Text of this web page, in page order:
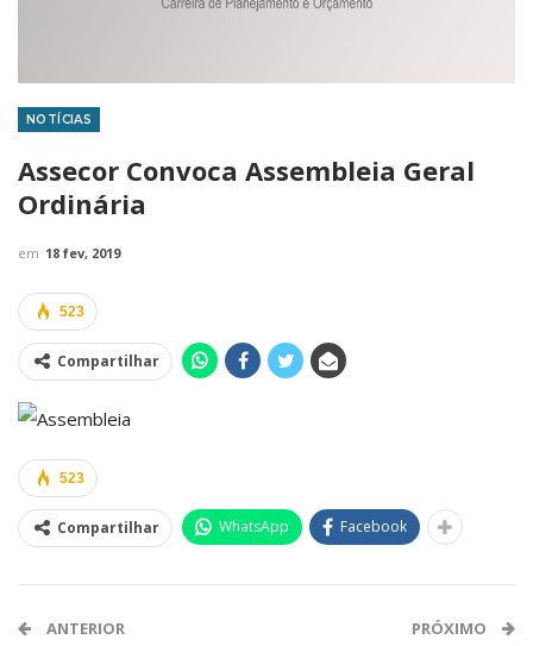
NOTÍCIAS
Assecor Convoca Assembleia Geral
Ordinária
em 18 fev, 2019
523
Compartilhar
523
Compartilhar WhatsApp Facebook
ANTERIOR PRÓXIMO